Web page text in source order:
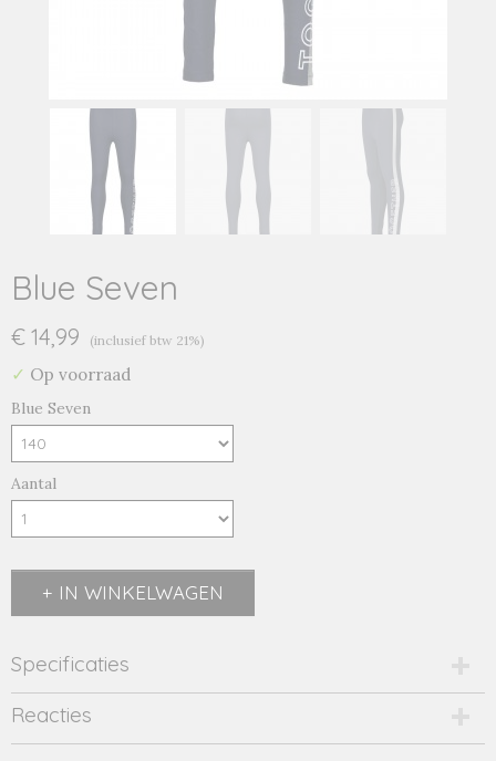
Blue Seven
€ 14,99 (inclusief btw 21%)
✓ Op voorraad
Blue Seven
Aantal
IN WINKELWAGEN
Specificaties
Productcode
533061-8079
Reacties